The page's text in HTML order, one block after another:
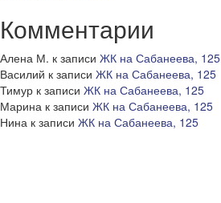
Комментарии
Алена М. к записи ЖК на Сабанеева, 125
Василий к записи ЖК на Сабанеева, 125
Тимур к записи ЖК на Сабанеева, 125
Марина к записи ЖК на Сабанеева, 125
Нина к записи ЖК на Сабанеева, 125